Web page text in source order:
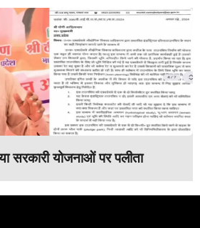
सरकारी योजनाओं पर पलीता